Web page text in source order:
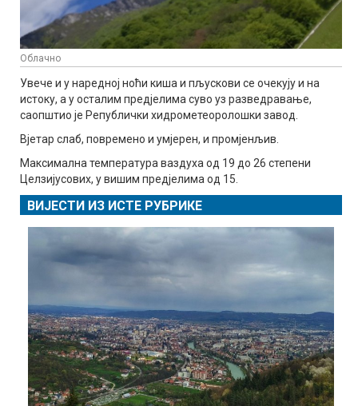
Облачно
Увече и у наредној ноћи киша и пљускови се очекују и на
истоку, а у осталим предјелима суво уз разведравање,
саопштио је Републички хидрометеоролошки завод.
Вјетар слаб, повремено и умјерен, и промјенљив.
Максимална температура ваздуха од 19 до 26 степени
Целзијусових, у вишим предјелима од 15.
ВИЈЕСТИ ИЗ ИСТЕ РУБРИКЕ